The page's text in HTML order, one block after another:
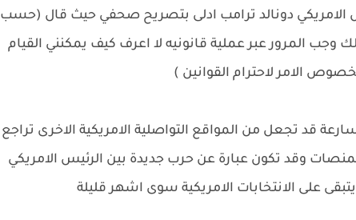
الامريكي دونالد ترامب ادلى بتصريح صحفي حيث قال (حسب
وجب المرور عبر عملية قانونيه لا اعرف كيف يمكنني القيام
الامر لاحترام القوانين )
قد تجعل من المواقع التواصلية الامريكية الاخرى تراجع
وقد تكون عبارة عن حرب جديدة بين الرئيس الامريكي
على الانتخابات الامريكية سوى اشهر قليلة